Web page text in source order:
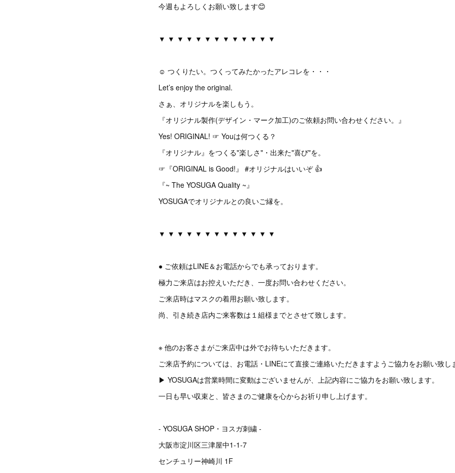
今週もよろしくお願い致します😊
▼ ▼ ▼ ▼ ▼ ▼ ▼ ▼ ▼ ▼ ▼ ▼ ▼
☺︎ つくりたい。つくってみたかったアレコレを・・・
Let’s enjoy the original.
さぁ、オリジナルを楽しもう。
『オリジナル製作(デザイン・マーク加工)のご依頼お問い合わせください。』
Yes! ORIGINAL! ☞ Youは何つくる？
『オリジナル』をつくる"楽しさ"・出来た"喜び"を。
☞『ORIGINAL is Good!』 #オリジナルはいいぞ 👍
『~ The YOSUGA Quality ~』
YOSUGAでオリジナルとの良いご縁を。
▼ ▼ ▼ ▼ ▼ ▼ ▼ ▼ ▼ ▼ ▼ ▼ ▼
● ご依頼はLINE＆お電話からでも承っております。
極力ご来店はお控えいただき、一度お問い合わせください。
ご来店時はマスクの着用お願い致します。
尚、引き続き店内ご来客数は１組様までとさせて致します。
※ 他のお客さまがご来店中は外でお待ちいただきます。
ご来店予約については、お電話・LINEにて直接ご連絡いただきますようご協力をお願い致し
▶︎ YOSUGAは営業時間に変動はございませんが、上記内容にご協力をお願い致します。
一日も早い収束と、皆さまのご健康を心からお祈り申し上げます。
- YOSUGA SHOP・ヨスガ刺繍 -
大阪市淀川区三津屋中1-1-7
センチュリー神崎川 1F